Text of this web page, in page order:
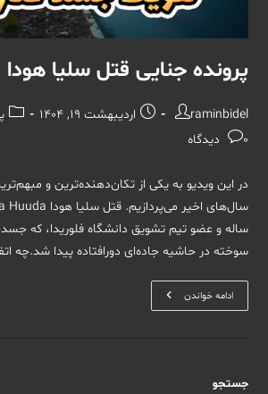
پرونده جنایی قتل سلیا هودا
نویسندهٔ
نوشته:
raminbidel
نوشتهاردیبهشت 19, 1404
نظرات
0 دیدگاه
در این ویدیو به یکی از تکان‌دهنده‌ترین و
ساله و عضو تیم تشویق دانشگاه فلوریدا، که
سوخته در حاشیه جاده‌ای دورافتاده پیدا شد.چه
ادامه خواندنپرونده
جنایی
جستجو